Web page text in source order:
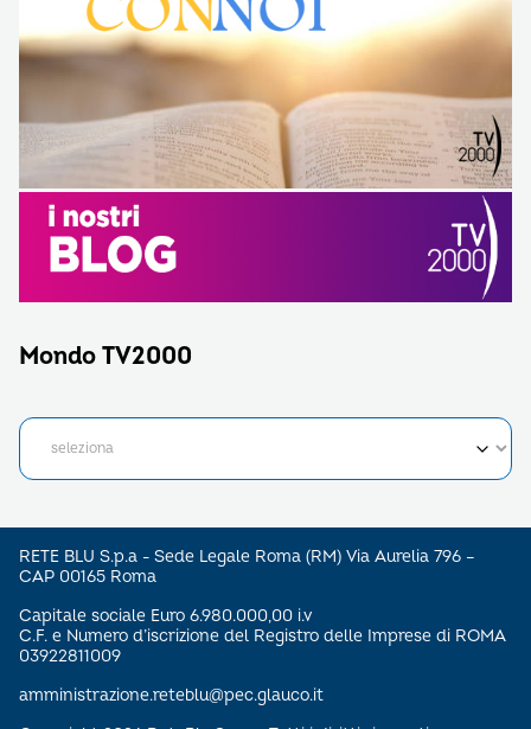
Mondo TV2000
RETE BLU S.p.a - Sede Legale Roma (RM) Via Aurelia 796 –
CAP 00165 Roma
Capitale sociale Euro 6.980.000,00 i.v
C.F. e Numero d’iscrizione del Registro delle Imprese di ROMA
03922811009
amministrazione.reteblu@pec.glauco.it